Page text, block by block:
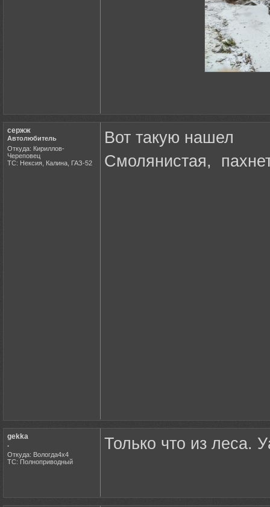
сержж
Автолюбитель
Откуда: Кириллов-
Череповец
ТС: Нексия, Калина, ГАЗ-52
Вот такую нашел
Смолянистая,
gekka
.
Откуда: Вологда4х4
ТС: Полноприводный
Только что из леса.